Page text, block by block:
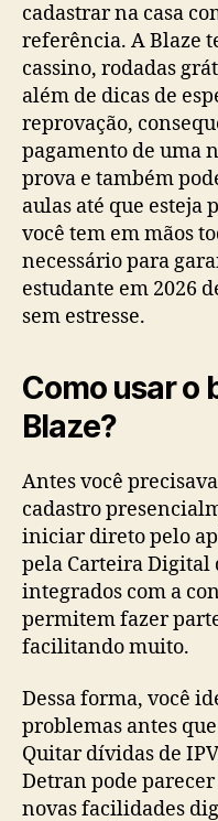
cadastrar na casa
referência. A Blaze
cassino, rodadas
além de dicas de
reprovação,
pagamento de uma
prova e também
aulas até que esteja
você tem em mãos
necessário para
estudante em 2026
sem estresse.
Como usar o
Blaze?
Antes você
cadastro
iniciar direto pelo
pela Carteira Digital
integrados com a
permitem fazer
facilitando muito.
Dessa forma, você
problemas antes
Quitar dívidas de
Detran pode
novas facilidades